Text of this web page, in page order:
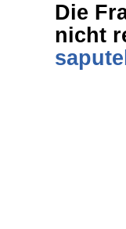
Die
nicht